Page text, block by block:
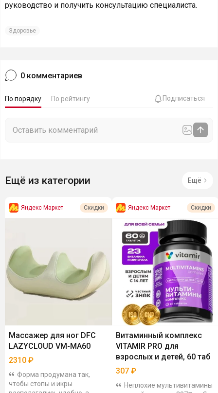
руководство и получить консультацию специалиста.
Здоровье
0 комментариев
По порядку По рейтингу Подписаться
Ещё из категории Ещё
Яндекс Маркет Скидки
Массажер для ног DFC
LAZYCLOUD VM-MA60
2310 ₽
Форма продумана так,
чтобы стопы и икры
Яндекс Маркет Скидки
Витаминный комплекс
VITAMIR PRO для
взрослых и детей, 60 таб
307 ₽
Неплохие мультивитамины